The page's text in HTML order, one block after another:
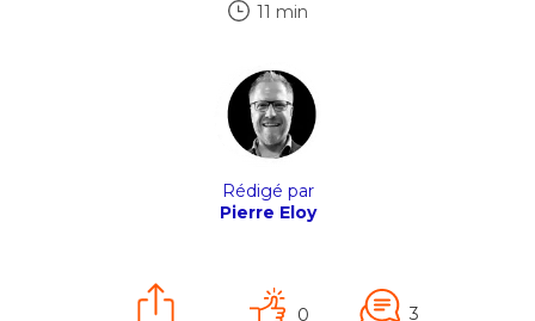
11 min
Rédigé par
Pierre Eloy
0 3